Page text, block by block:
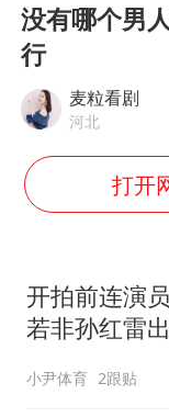
没有哪个男
行
麦粒看剧
河北
打开
开拍前连演
若非孙红雷
小尹体育 2跟贴